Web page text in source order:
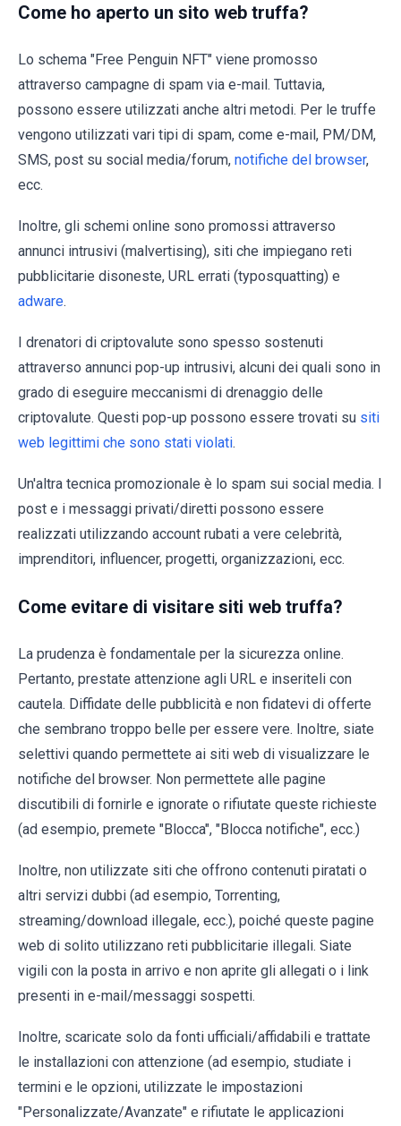
Come ho aperto un sito web truffa?
Lo schema "Free Penguin NFT" viene promosso
attraverso campagne di spam via e-mail. Tuttavia,
possono essere utilizzati anche altri metodi. Per le truffe
vengono utilizzati vari tipi di spam, come e-mail, PM/DM,
SMS, post su social media/forum, notifiche del browser,
ecc.
Inoltre, gli schemi online sono promossi attraverso
annunci intrusivi (malvertising), siti che impiegano reti
pubblicitarie disoneste, URL errati (typosquatting) e
adware.
I drenatori di criptovalute sono spesso sostenuti
attraverso annunci pop-up intrusivi, alcuni dei quali sono in
grado di eseguire meccanismi di drenaggio delle
criptovalute. Questi pop-up possono essere trovati su siti
web legittimi che sono stati violati.
Un'altra tecnica promozionale è lo spam sui social media. I
post e i messaggi privati/diretti possono essere
realizzati utilizzando account rubati a vere celebrità,
imprenditori, influencer, progetti, organizzazioni, ecc.
Come evitare di visitare siti web truffa?
La prudenza è fondamentale per la sicurezza online.
Pertanto, prestate attenzione agli URL e inseriteli con
cautela. Diffidate delle pubblicità e non fidatevi di offerte
che sembrano troppo belle per essere vere. Inoltre, siate
selettivi quando permettete ai siti web di visualizzare le
notifiche del browser. Non permettete alle pagine
discutibili di fornirle e ignorate o rifiutate queste richieste
(ad esempio, premete "Blocca", "Blocca notifiche", ecc.)
Inoltre, non utilizzate siti che offrono contenuti piratati o
altri servizi dubbi (ad esempio, Torrenting,
streaming/download illegale, ecc.), poiché queste pagine
web di solito utilizzano reti pubblicitarie illegali. Siate
vigili con la posta in arrivo e non aprite gli allegati o i link
presenti in e-mail/messaggi sospetti.
Inoltre, scaricate solo da fonti ufficiali/affidabili e trattate
le installazioni con attenzione (ad esempio, studiate i
termini e le opzioni, utilizzate le impostazioni
"Personalizzate/Avanzate" e rifiutate le applicazioni